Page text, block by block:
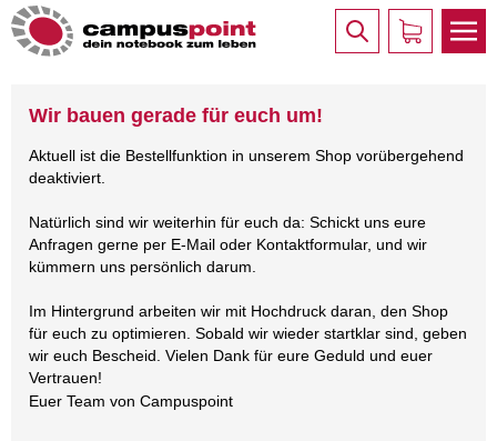
Wir bauen gerade für euch um!
Aktuell ist die Bestellfunktion in unserem Shop vorübergehend
deaktiviert.
Natürlich sind wir weiterhin für euch da: Schickt uns eure
Anfragen gerne per E-Mail oder Kontaktformular, und wir
kümmern uns persönlich darum.
Im Hintergrund arbeiten wir mit Hochdruck daran, den Shop
für euch zu optimieren. Sobald wir wieder startklar sind, geben
wir euch Bescheid. Vielen Dank für eure Geduld und euer
Vertrauen!
Euer Team von Campuspoint